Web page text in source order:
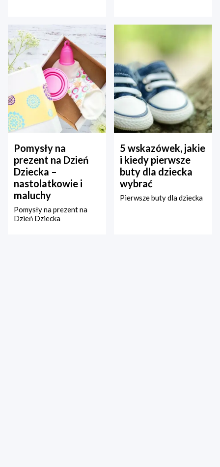
Pomysły na
prezent na Dzień
Dziecka –
nastolatkowie i
maluchy
Pomysły na prezent na
Dzień Dziecka
5 wskazówek, jakie
i kiedy pierwsze
buty dla dziecka
wybrać
Pierwsze buty dla dziecka